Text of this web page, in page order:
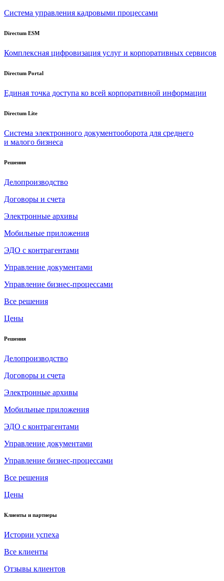
Система управления кадровыми процессами
Directum ESM
Комплексная цифровизация услуг и корпоративных сервисов
Directum Portal
Единая точка доступа ко всей корпоративной информации
Directum Lite
Система электронного документооборота для среднего
и малого бизнеса
Решения
Делопроизводство
Договоры и счета
Электронные архивы
Мобильные приложения
ЭДО с контрагентами
Управление документами
Управление бизнес-процессами
Все решения
Цены
Решения
Делопроизводство
Договоры и счета
Электронные архивы
Мобильные приложения
ЭДО с контрагентами
Управление документами
Управление бизнес-процессами
Все решения
Цены
Клиенты и партнеры
Истории успеха
Все клиенты
Отзывы клиентов